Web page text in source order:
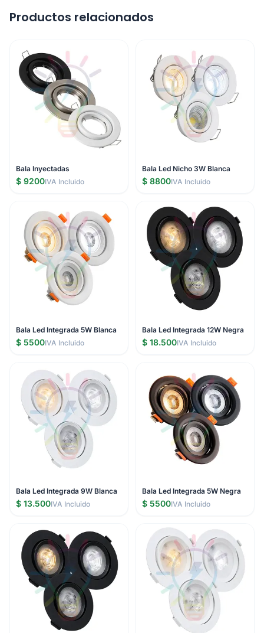
Productos relacionados
Bala Inyectadas
$ 9200IVA Incluido
Bala Led Nicho 3W Blanca
$ 8800IVA Incluido
Bala Led Integrada 5W Blanca
$ 5500IVA Incluido
Bala Led Integrada 12W Negra
$ 18.500IVA Incluido
Bala Led Integrada 9W Blanca
$ 13.500IVA Incluido
Bala Led Integrada 5W Negra
$ 5500IVA Incluido